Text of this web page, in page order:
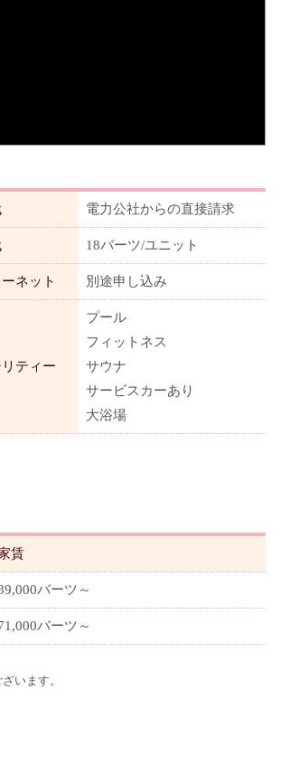
電力公社からの直接請求
18バーツ/ユニット
ネット 別途申し込み
ティー
プール
フィットネス
サウナ
サービスカーあり
大浴場
賃
バーツ～
バーツ～
います。